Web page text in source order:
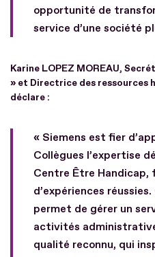
opportunité de
service d’une société
Karine LOPEZ MOREAU,
» et Directrice des ressources
déclare :
« Siemens est fier
Collègues l’expertise
Centre Être Handicap,
d’expériences
permet de gérer un
activités
qualité reconnu, qui